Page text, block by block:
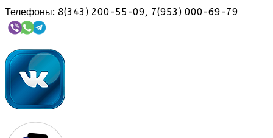
Телефоны: 8(343) 200-55-09, 7(953) 000-69-79